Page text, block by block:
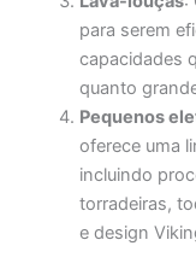
para serem
capacidades
quanto
Pequenos
oferece uma
incluindo
torradeiras,
e design